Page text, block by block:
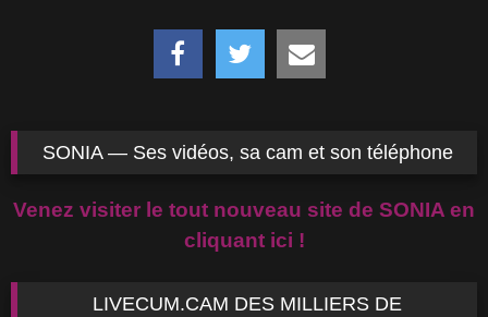
SONIA — Ses vidéos, sa cam et son téléphone
Venez visiter le tout nouveau site de SONIA en
cliquant ici !
LIVECUM.CAM DES MILLIERS DE